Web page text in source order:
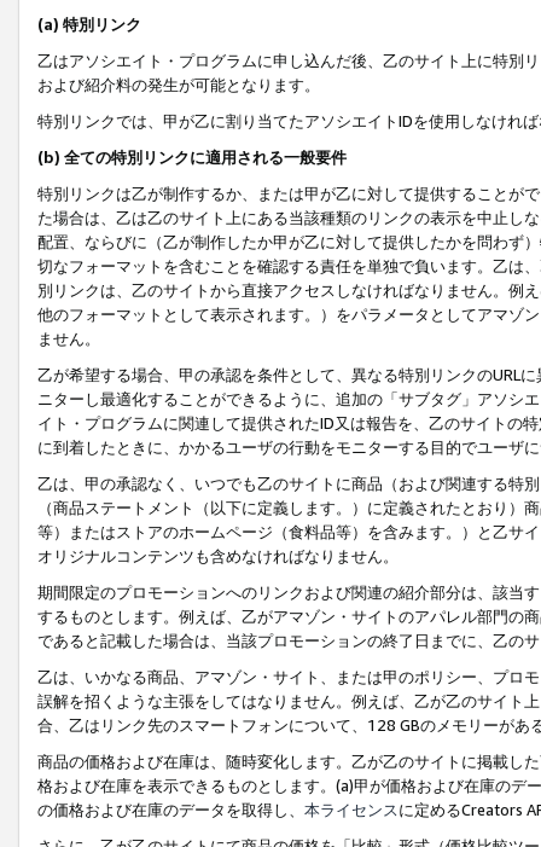
(a) 特別リンク
乙はアソシエイト・プログラムに申し込んだ後、乙のサイト上に特別
および紹介料の発生が可能となります。
特別リンクでは、甲が乙に割り当てたアソシエイトIDを使用しなけれ
(b) 全ての特別リンクに適用される一般要件
特別リンクは乙が制作するか、または甲が乙に対して提供することが
た場合は、乙は乙のサイト上にある当該種類のリンクの表示を中止し
配置、ならびに（乙が制作したか甲が乙に対して提供したかを問わず
切なフォーマットを含むことを確認する責任を単独で負います。乙は
別リンクは、乙のサイトから直接アクセスしなければなりません。例
他のフォーマットとして表示されます。）をパラメータとしてアマゾ
ません。
乙が希望する場合、甲の承認を条件として、異なる特別リンクのURL
ニターし最適化することができるように、追加の「サブタグ」アソシ
イト・プログラムに関連して提供されたID又は報告を、乙のサイトの
に到着したときに、かかるユーザの行動をモニターする目的でユーザ
乙は、甲の承認なく、いつでも乙のサイトに商品（および関連する特
（商品ステートメント（以下に定義します。）に定義されたとおり
等）またはストアのホームページ（食料品等）を含みます。）と乙サ
オリジナルコンテンツも含めなければなりません。
期間限定のプロモーションへのリンクおよび関連の紹介部分は、該当
するものとします。例えば、乙がアマゾン・サイトのアパレル部門の
であると記載した場合は、当該プロモーションの終了日までに、乙の
乙は、いかなる商品、アマゾン・サイト、または甲のポリシー、プロ
誤解を招くような主張をしてはなりません。例えば、乙が乙のサイト
合、乙はリンク先のスマートフォンについて、128 GBのメモリーがあ
商品の価格および在庫は、随時変化します。乙が乙のサイトに掲載し
格および在庫を表示できるものとします。(a)甲が価格および在庫の
の価格および在庫のデータを取得し、 本ライセンスに定めるCreators